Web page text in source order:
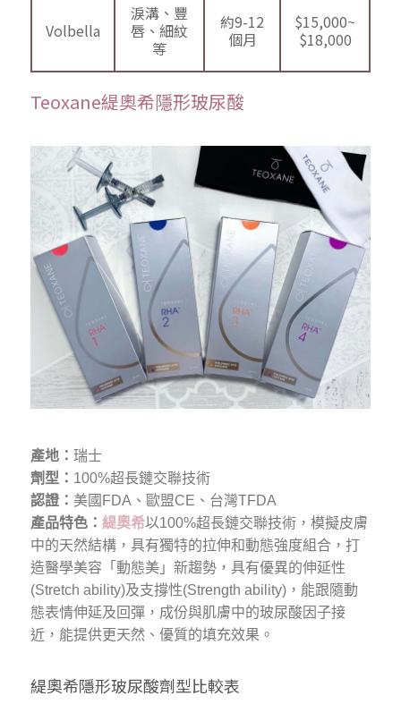
Volbella
淚溝、豐
唇、細紋
等
約9-12
個月
$15,000~
$18,000
Teoxane緹奧希隱形玻尿酸
產地： 瑞士
劑型： 100%超長鏈交聯技術
認證： 美國FDA、歐盟CE、台灣TFDA
產品特色： 緹奧希以100%超長鏈交聯技術，模擬皮膚
中的天然結構，具有獨特的拉伸和動態強度組合，打
造醫學美容「動態美」新趨勢，具有優異的伸延性
(Stretch ability)及支撐性(Strength ability)，能跟隨動
態表情伸延及回彈，成份與肌膚中的玻尿酸因子接
近，能提供更天然、優質的填充效果。
緹奧希隱形玻尿酸劑型比較表